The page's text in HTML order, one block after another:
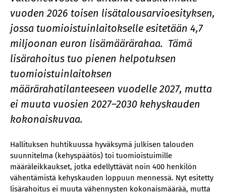
vuoden 2026 toisen lisätalousarvioesityksen,
jossa tuomioistuinlaitokselle esitetään 4,7
miljoonan euron lisämäärärahaa. Tämä
lisärahoitus tuo pienen helpotuksen
tuomioistuinlaitoksen
määrärahatilanteeseen vuodelle 2027, mutta
ei muuta vuosien 2027–2030 kehyskauden
kokonaiskuvaa.
Hallituksen huhtikuussa hyväksymä julkisen talouden
suunnitelma (kehyspäätös) toi tuomioistuimille
määräleikkaukset, jotka edellyttävät noin 400 henkilön
vähentämistä kehyskauden loppuun mennessä. Nyt esitetty
lisärahoitus ei muuta vähennysten kokonaismäärää, mutta